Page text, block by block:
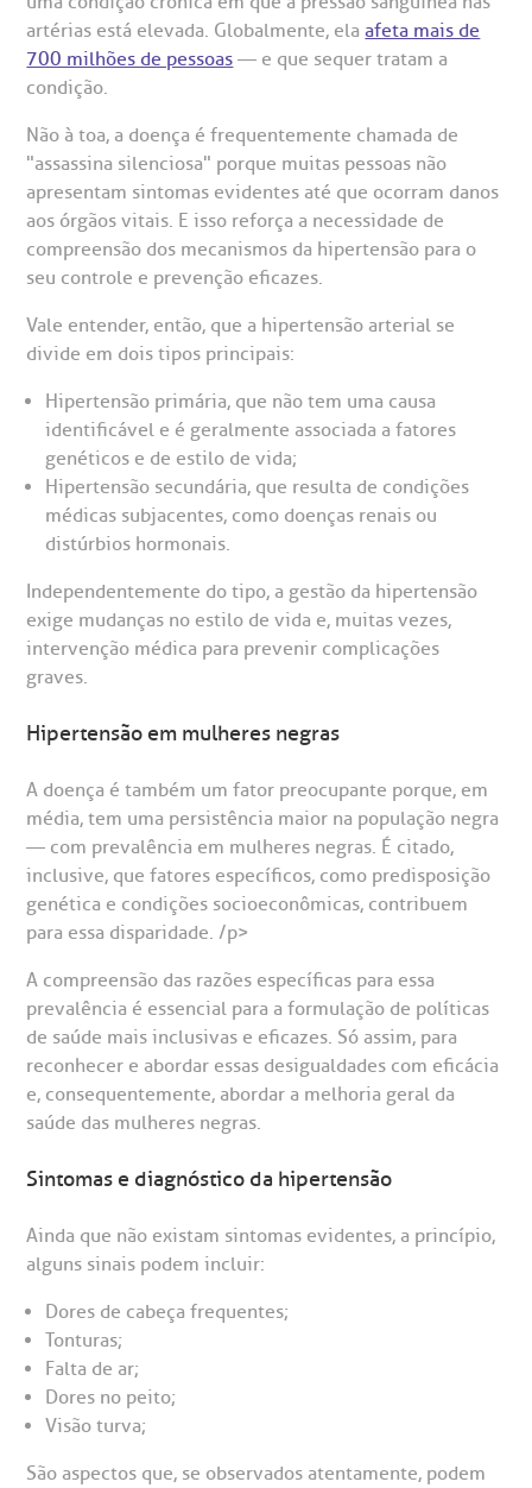
de Exames
(11)3505-1000
ouvidoria@bp.org.br
Fale Conosco
Endereço:
Rua Maestro Cardim, 769
CEP: 01323-001 | Bela Vista
São Paulo - SP
BP Mirante
Saiba mais
R. Martiniano de Carvalho, 965
CEP: 01323-001 | Bela Vista
São Paulo - SP
Clínica Medicina da Mulher
Saiba mais
Endereço:
R. Colômbia, 332
CEP: 01438-000 | Jardim Paulista
social da BP
corporativa
social
a BP
de Benchmarking
Telemedicina BP
Teleinterconsulta
Centro de Doenças Autoimunes
de Visita
socorro
de cópia de prontuário médico
de orçamento particular
de veracidade de atestado
atendimento
Cirurgia
frequentes
de Sangue
de órgãos
de cuidado
e perdidos
de Excelência em Ortopedia
artérias está elevada. Globalmente, elaafeta mais de
700 milhões de pessoas — e que sequer tratam a
condição.
Não à toa, a doença é frequentemente chamada de
"assassina silenciosa" porque muitas pessoas não
apresentam sintomas evidentes até que ocorram danos
aos órgãos vitais. E isso reforça a necessidade de
compreensão dos mecanismos da hipertensão para o
seu controle e prevenção eficazes.
Vale entender, então, que a hipertensão arterial se
divide em dois tipos principais:
Hipertensão primária, que não tem uma causa
identificável e é geralmente associada a fatores
genéticos e de estilo de vida;
Hipertensão secundária, que resulta de condições
médicas subjacentes, como doenças renais ou
distúrbios hormonais.
Independentemente do tipo, a gestão da hipertensão
exige mudanças no estilo de vida e, muitas vezes,
intervenção médica para prevenir complicações
graves.
Hipertensão em mulheres negras
A doença é também um fator preocupante porque, em
média, tem uma persistência maior na população negra
— com prevalência em mulheres negras. É citado,
inclusive, que fatores específicos, como predisposição
genética e condições socioeconômicas, contribuem
para essa disparidade. /p>
A compreensão das razões específicas para essa
prevalência é essencial para a formulação de políticas
de saúde mais inclusivas e eficazes. Só assim, para
reconhecer e abordar essas desigualdades com eficácia
e, consequentemente, abordar a melhoria geral da
saúde das mulheres negras.
Sintomas e diagnóstico da hipertensão
Ainda que não existam sintomas evidentes, a princípio,
alguns sinais podem incluir:
Dores de cabeça frequentes;
Tonturas;
Falta de ar;
Dores no peito;
Visão turva;
São aspectos que, se observados atentamente, podem